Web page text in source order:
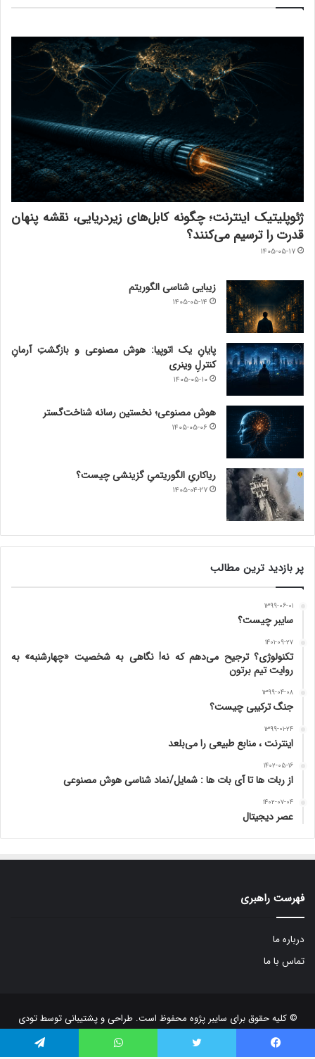
ژئوپلیتیک اینترنت؛ چگونه کابل‌های زیردریایی، نقشه پنهان
قدرت را ترسیم می‌کنند؟
۱۴۰۵-۰۵-۱۷
زیبایی شناسی الگوریتم
۱۴۰۵-۰۵-۱۴
پایانِ یک اتوپیا: هوش مصنوعی و بازگشتِ آرمانِ
کنترلِ وینری
۱۴۰۵-۰۵-۱۰
هوش مصنوعی؛ نخستین رسانه شناخت‌گستر
۱۴۰۵-۰۵-۰۶
ریاکاریِ الگوریتمیِ گزینشی چیست؟
۱۴۰۵-۰۴-۲۷
پر بازدید ترین مطالب
۱۳۹۹-۰۶-۰۱
سایبر چیست؟
۱۴۰۱-۰۹-۲۷
تکنولوژی؟ ترجیح می‌دهم که نه! نگاهی به شخصیت «چهارشنبه» به
روایت تیم برتون
۱۳۹۹-۰۴-۰۸
جنگ ترکیبی چیست؟
۱۳۹۹-۰۱-۲۴
اینترنت ، منابع طبیعی را می‌بلعد
۱۴۰۲-۰۵-۱۶
از ربات ها تا آی بات ها : شمایل/نماد شناسی هوش مصنوعی
۱۴۰۲-۰۷-۰۴
عصر دیجیتال
فهرست راهبری
درباره ما
تماس با ما
© کلیه حقوق برای سایبر پژوه محفوظ است. طراحی و پشتیبانی توسطتودی
فیسبوک توییتر واتس آپ تلگرام